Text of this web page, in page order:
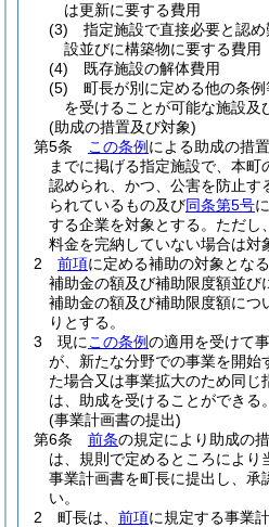
は更新に要する費用
(3)
指定施設で直接必要と認
設並びに構築物に要する費用
(4)
既存施設の解体費用
(5)
町長が別に定める他の条
を受けることが可能な施設及
(助成の措置及び対象)
第5条
この条例 による助成の措置
までに掲げる指定施設で、本町
認められ、かつ、公害を防止す
られているもの及び同条第5号
する企業を対象とする。 ただし
料金を完納していない場合は対
2
前項に定める補助の対象とな
補助金の額及び補助限度額並び
補助金の額及び補助限度額につ
りとする。
3
現に この条例の適用を受けて
が、新たな分野での事業を開始
た場合又は事業拡大のため同じ
は、助成を受けることができる。
(事業計画書の提出)
第6条
前条の規定により助成の
は、規則で定めるところにより
事業計画書を町長に提出し、承
い。
2
町長は、 前項に規定する事業